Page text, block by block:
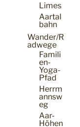
Limes
Aartal
bahn
Wander/R
adwege
Famili
en-
Yoga-
Pfad
Herrm
annsw
eg
Aar-
Höhen